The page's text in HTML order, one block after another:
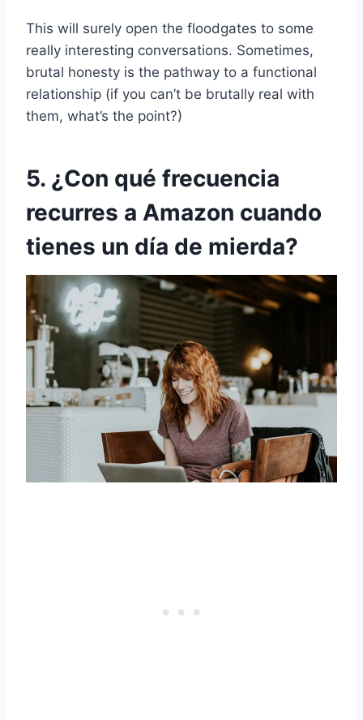
This will surely open the floodgates to some
really interesting conversations. Sometimes,
brutal honesty is the pathway to a functional
relationship (if you can’t be brutally real with
them, what’s the point?)
5. ¿Con qué frecuencia
recurres a Amazon cuando
tienes un día de mierda?